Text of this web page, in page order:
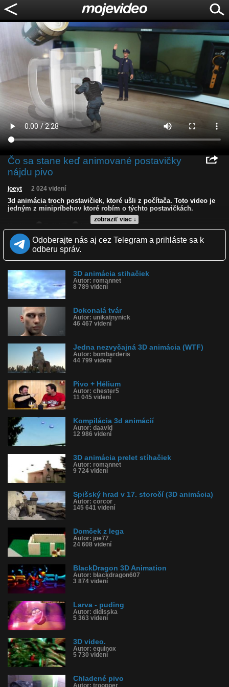
Čo sa stane keď animované postavičky
nájdu pivo
zobraziť viac ↓
joeyt 2 024 videní
3d animácia troch postavičiek, ktoré ušli z počítača. Toto video je
jedným z minipríbehov ktoré robím o týchto postavičkách.
HD NQ
LQ
Zverejnené: 22.10.2018 12:19
Páči sa: 100% (3 hlasov)
Obľúbené: 0
Komentárov: 3
Kategória: zábavné
Tagy: 3d, animácia, vojak, pivo, policajt, stôl, počítač, opitý, opiť
sa, príbeh, cgi, efekty
História sledovanosti videa:
Odoberajte nás aj cez Telegram a prihláste sa k
odberu správ.
3D animácia stihačiek
Autor: romannet
8 789 videní
Dokonalá tvár
Autor: unikatnynick
46 467 videní
Jedna nezvyčajná 3D animácia (WTF)
Autor: bombarderis
44 799 videní
Pivo + Hélium
Autor: chester5
11 045 videní
Kompilácia 3d animácií
Autor: daavid
12 986 videní
3D animácia prelet stíhačiek
Autor: romannet
9 724 videní
Spišský hrad v 17. storočí (3D animácia)
Autor: corcor
145 641 videní
Domček z lega
Autor: joe77
24 608 videní
BlackDragon 3D Animation
Autor: blackdragon607
3 874 videní
Larva - puding
Autor: didisska
5 363 videní
3D video.
Autor: equinox
5 730 videní
Chladené pivo
Autor: troopper